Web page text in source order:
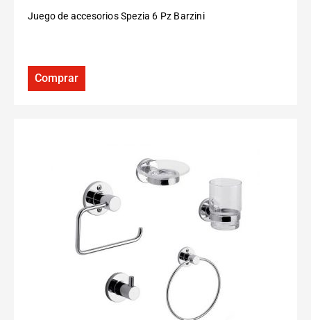
Juego de accesorios Spezia 6 Pz Barzini
Comprar